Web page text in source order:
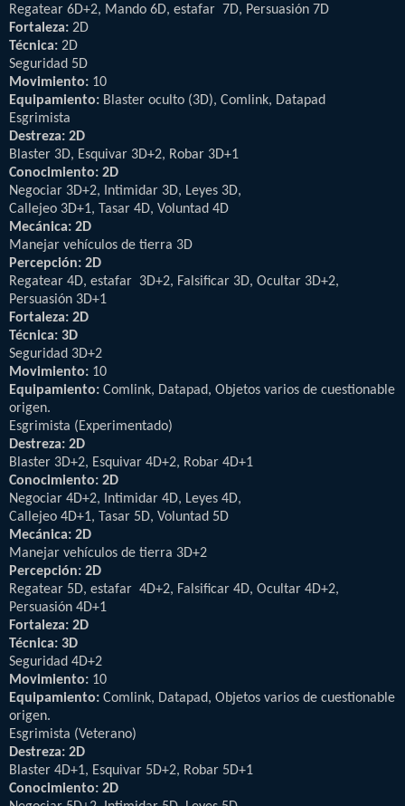
Regatear 6D+2, Mando 6D, estafar 7D, Persuasión 7D
Fortaleza: 2D
Técnica: 2D
Seguridad 5D
Movimiento: 10
Equipamiento: Blaster oculto (3D), Comlink, Datapad
Esgrimista
Destreza: 2D
Blaster 3D, Esquivar 3D+2, Robar 3D+1
Conocimiento: 2D
Negociar 3D+2, Intimidar 3D, Leyes 3D,
Callejeo 3D+1, Tasar 4D, Voluntad 4D
Mecánica: 2D
Manejar vehículos de tierra 3D
Percepción: 2D
Regatear 4D, estafar 3D+2, Falsificar 3D, Ocultar 3D+2,
Persuasión 3D+1
Fortaleza: 2D
Técnica: 3D
Seguridad 3D+2
Movimiento: 10
Equipamiento: Comlink, Datapad, Objetos varios de cuestionable
origen.
Esgrimista (Experimentado)
Destreza: 2D
Blaster 3D+2, Esquivar 4D+2, Robar 4D+1
Conocimiento: 2D
Negociar 4D+2, Intimidar 4D, Leyes 4D,
Callejeo 4D+1, Tasar 5D, Voluntad 5D
Mecánica: 2D
Manejar vehículos de tierra 3D+2
Percepción: 2D
Regatear 5D, estafar 4D+2, Falsificar 4D, Ocultar 4D+2,
Persuasión 4D+1
Fortaleza: 2D
Técnica: 3D
Seguridad 4D+2
Movimiento: 10
Equipamiento: Comlink, Datapad, Objetos varios de cuestionable
origen.
Esgrimista (Veterano)
Destreza: 2D
Blaster 4D+1, Esquivar 5D+2, Robar 5D+1
Conocimiento: 2D